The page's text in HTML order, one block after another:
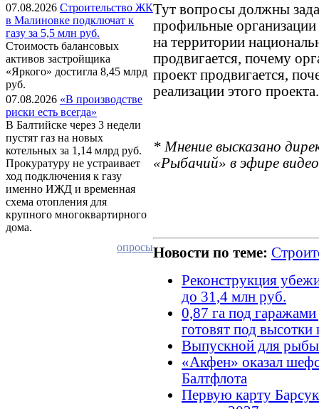
07.08.2026 Строительство ЖК
в Малиновке подключат к
газу за 5,5 млн руб.
Стоимость балансовых
активов застройщика
«Яркого» достигла 8,45 млрд
руб.
07.08.2026 «В производстве
риски есть всегда»
В Балтийске через 3 недели
пустят газ на новых
котельных за 1,14 млрд руб.
Прокуратуру не устраивает
ход подключения к газу
именно ИЖД и временная
схема отопления для
крупного многоквартирного
дома.
опросы
Тут вопросы должны
профильные
на территории
продвигается, почему
проект продвигается,
реализации этого проекта.
* Мнение высказано
«Рыбачий» в эфире
Новости по теме:
Реконструкция
до 31,4 млн руб.
0,87 га под
готовят под
Выпускной для рыбы
«Акфен» оказал
Балтфлота
Первую карту